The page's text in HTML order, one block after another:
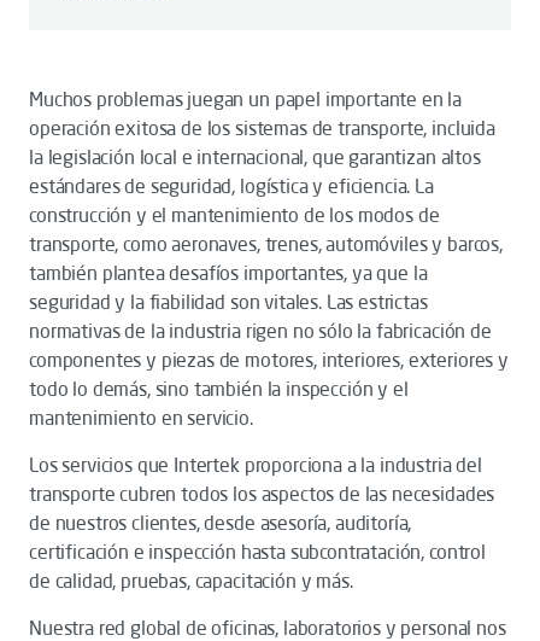
Muchos problemas juegan un papel importante en la
operación exitosa de los sistemas de transporte, incluida
la legislación local e internacional, que garantizan altos
estándares de seguridad, logística y eficiencia. La
construcción y el mantenimiento de los modos de
transporte, como aeronaves, trenes, automóviles y barcos,
también plantea desafíos importantes, ya que la
seguridad y la fiabilidad son vitales. Las estrictas
normativas de la industria rigen no sólo la fabricación de
componentes y piezas de motores, interiores, exteriores y
todo lo demás, sino también la inspección y el
mantenimiento en servicio.
Los servicios que Intertek proporciona a la industria del
transporte cubren todos los aspectos de las necesidades
de nuestros clientes, desde asesoría, auditoría,
certificación e inspección hasta subcontratación, control
de calidad, pruebas, capacitación y más.
Nuestra red global de oficinas, laboratorios y personal nos